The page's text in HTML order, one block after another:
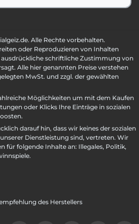
Alle Rechte vorbehalten.
oder Reproduzieren von Inhalten
ausdrückliche schriftliche Zustimmung von
Alle hier genannten Preise verstehen
MwSt. und zzgl. der gewählten
Möglichkeiten um mit dem Kaufen
oder Klicks Ihre Einträge in sozialen
darauf hin, dass wir keines der sozialen
Dienstleistung sind, vertreten. Wir
für folgende Inhalte an: Illegales, Politik,
des Herstellers